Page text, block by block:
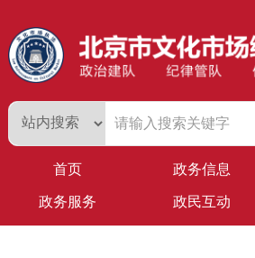
首页 政务信息
政务服务 政民互动